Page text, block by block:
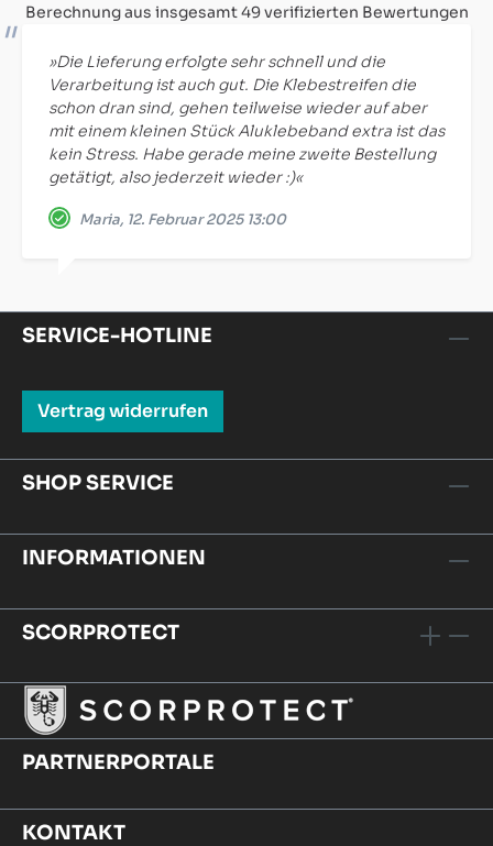
Berechnung aus insgesamt 49 verifizierten Bewertungen
»Die Lieferung erfolgte sehr schnell und die
Verarbeitung ist auch gut. Die Klebestreifen die
schon dran sind, gehen teilweise wieder auf aber
mit einem kleinen Stück Aluklebeband extra ist das
kein Stress. Habe gerade meine zweite Bestellung
getätigt, also jederzeit wieder :)«
Maria, 12. Februar 2025 13:00
SERVICE-HOTLINE
Vertrag widerrufen
SHOP SERVICE
INFORMATIONEN
SCORPROTECT
PARTNERPORTALE
KONTAKT